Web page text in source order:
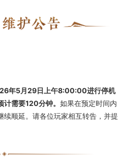
年5月29日上午8:00:00进行停机
需要120分钟。 如果在预定时间内
顺延。请各位玩家相互转告，并提